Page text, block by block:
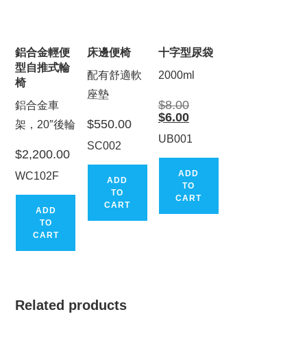
鋁合金輕便
型自推式輪
椅
鋁合金車
架，20″後輪
$2,200.00
WC102F
ADD
TO
CART
床邊便椅
配有舒適軟
座墊
$550.00
SC002
ADD
TO
CART
十字型尿袋
2000ml
$8.00Original
price
was:
$6.00Current
price
is:
$6.00.
UB001
ADD
TO
CART
Related products